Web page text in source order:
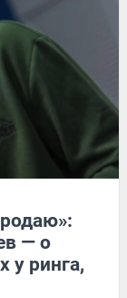
— о
у ринга,